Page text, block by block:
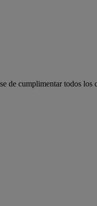
de cumplimentar todos los